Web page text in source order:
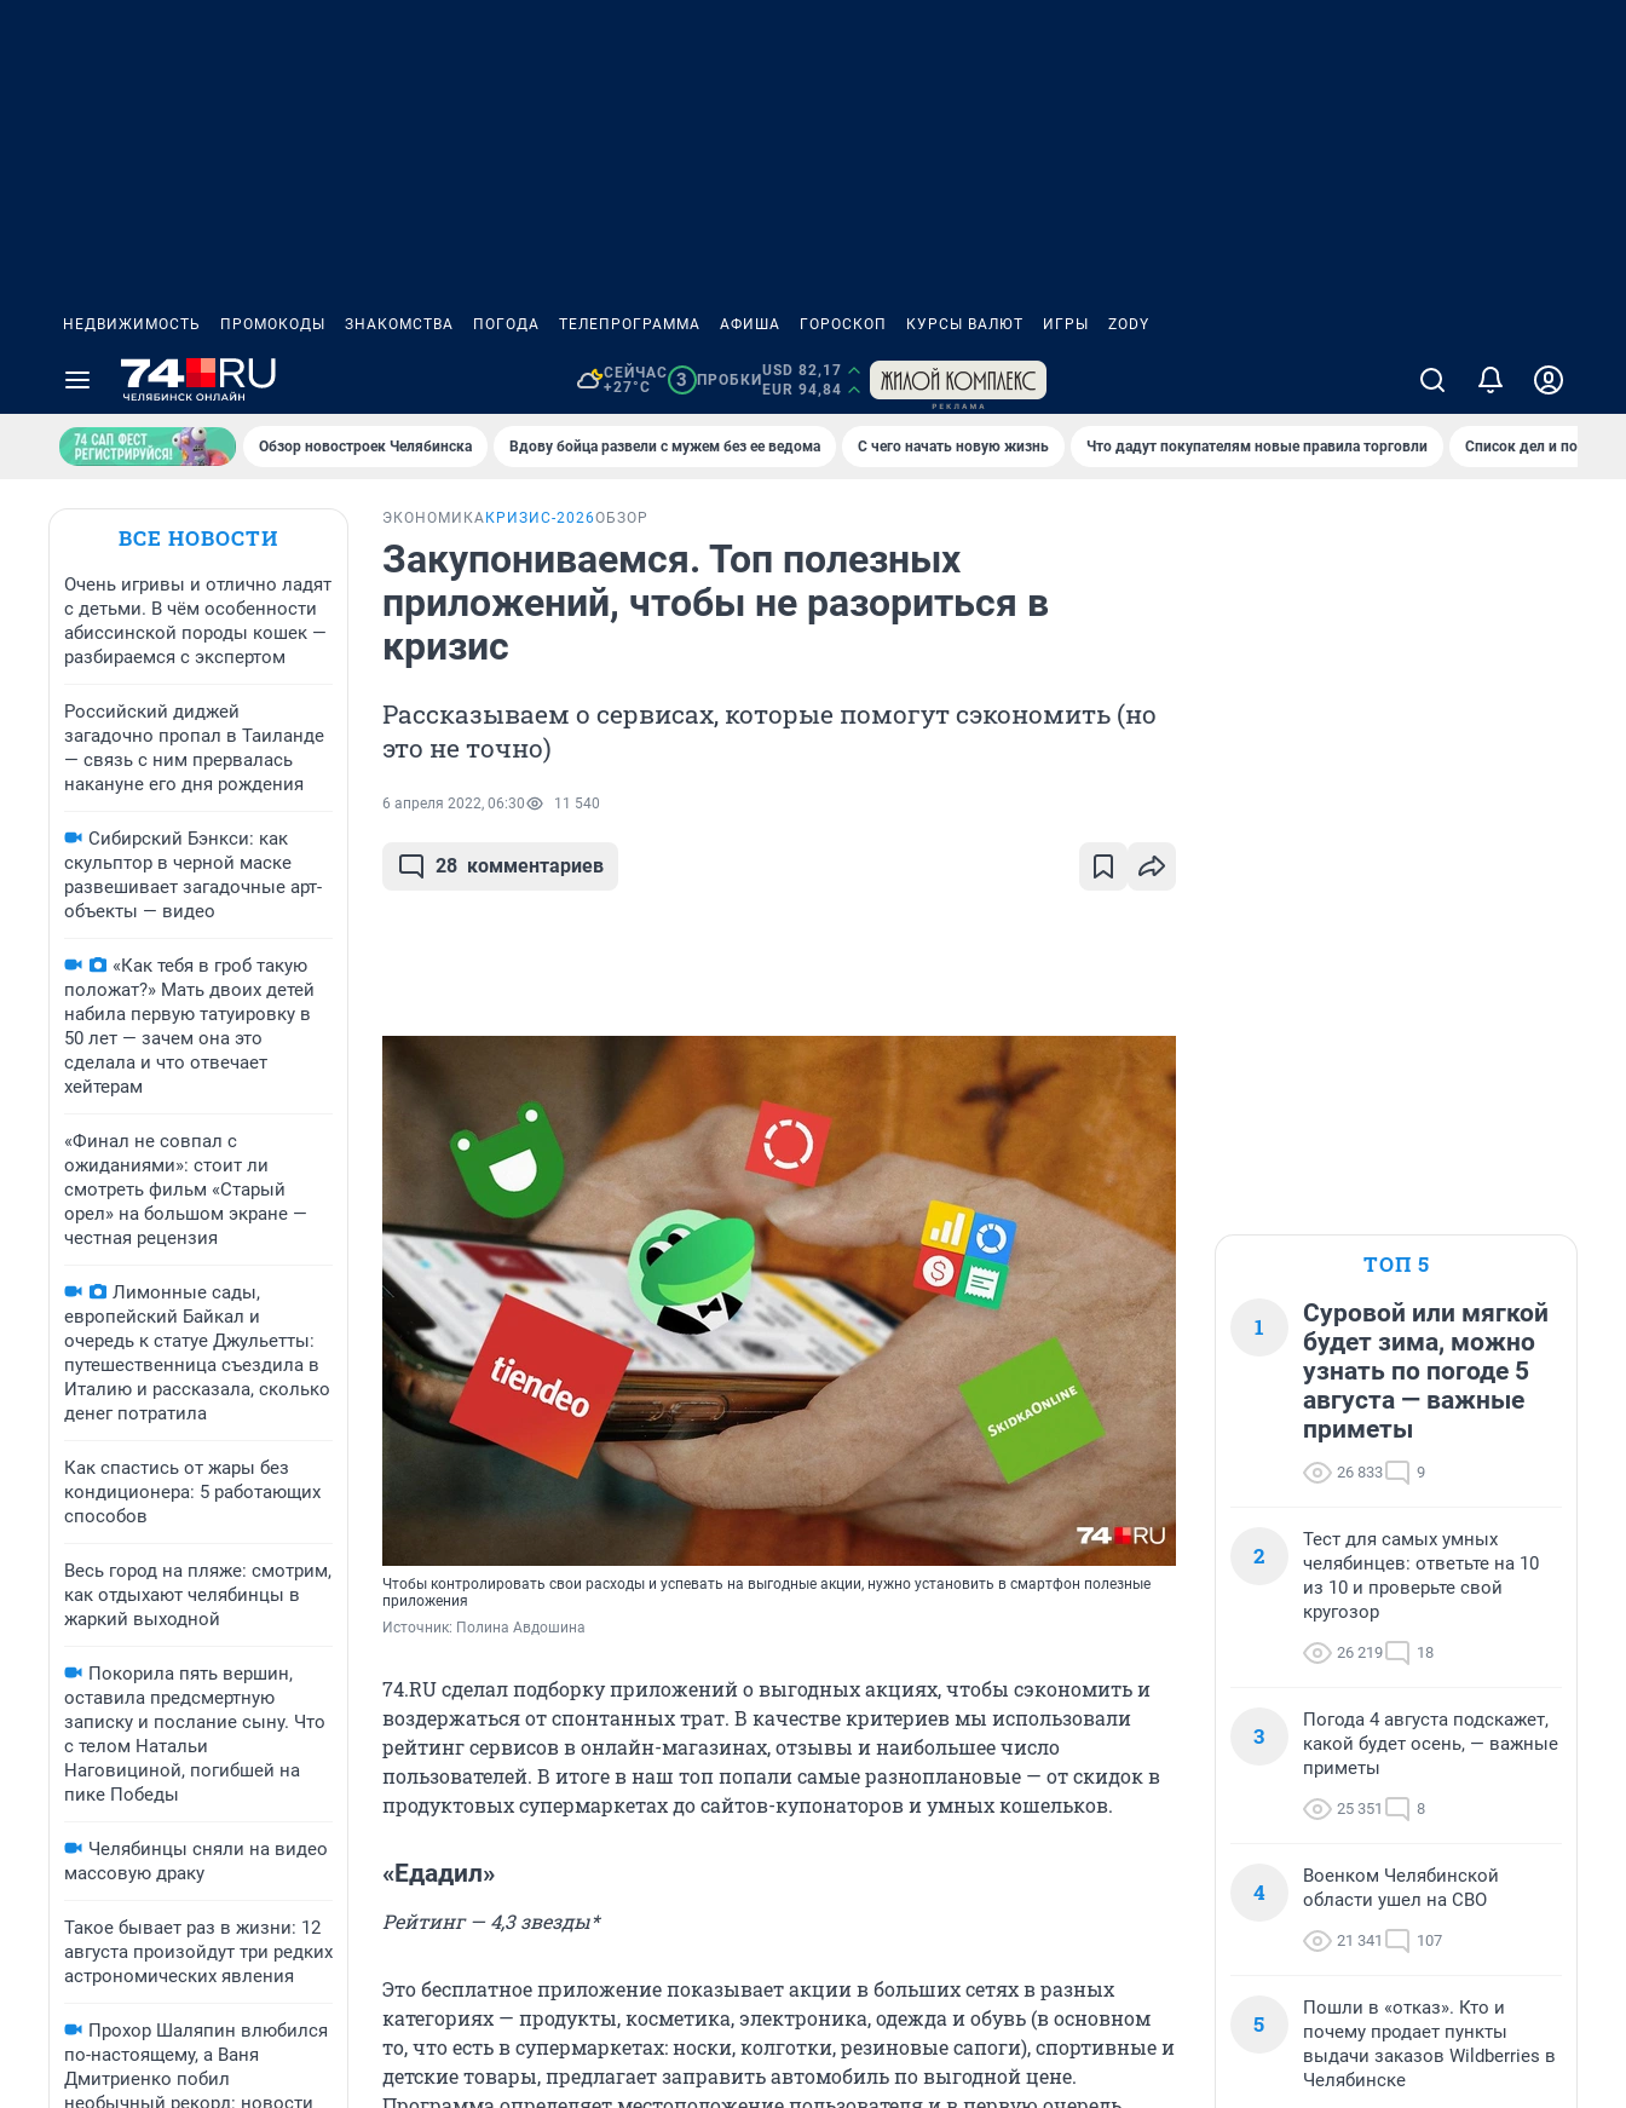
НЕДВИЖИМОСТЬ ПРОМОКОДЫ ЗНАКОМСТВА ПОГОДА ТЕЛЕПРОГРАММА АФИША ГОРОСКОП КУРСЫ ВАЛЮТ ИГРЫ ZODY
СЕЙЧАС
+27°C
3 ПРОБКИ
USD 82,17
EUR 94,84
Обзор новостроек Челябинска Вдову бойца развели с мужем без ее ведома С чего начать новую жизнь Что дадут покупателям новые правила торговли Список дел и покупок
ВСЕ НОВОСТИ
Очень игривы и отлично ладят
с детьми. В чём особенности
абиссинской породы кошек —
разбираемся с экспертом
Российский диджей
загадочно пропал в Таиланде
— связь с ним прервалась
накануне его дня рождения
Сибирский Бэнкси: как
скульптор в черной маске
развешивает загадочные арт-
объекты — видео
«Как тебя в гроб такую
положат?» Мать двоих детей
набила первую татуировку в
50 лет — зачем она это
сделала и что отвечает
хейтерам
«Финал не совпал с
ожиданиями»: стоит ли
смотреть фильм «Старый
орел» на большом экране —
честная рецензия
Лимонные сады,
европейский Байкал и
очередь к статуе Джульетты:
путешественница съездила в
Италию и рассказала, сколько
денег потратила
Как спастись от жары без
кондиционера: 5 работающих
способов
Весь город на пляже: смотрим,
как отдыхают челябинцы в
жаркий выходной
Покорила пять вершин,
оставила предсмертную
записку и послание сыну. Что
с телом Натальи
Наговициной, погибшей на
пике Победы
Челябинцы сняли на видео
массовую драку
Такое бывает раз в жизни: 12
августа произойдут три редких
астрономических явления
Прохор Шаляпин влюбился
по-настоящему, а Ваня
Дмитриенко побил
необычный рекорд: новости
ЭКОНОМИКА КРИЗИС-2026ОБЗОР
Закупониваемся. Топ полезных
приложений, чтобы не разориться в
кризис
Рассказываем о сервисах, которые помогут сэкономить (но
это не точно)
6 апреля 2022, 06:30 11 540
28 комментариев
Чтобы контролировать свои расходы и успевать на выгодные акции, нужно установить в смартфон полезные
приложения
Источник: Полина Авдошина
74.RU сделал подборку приложений о выгодных акциях, чтобы сэкономить и
воздержаться от спонтанных трат. В качестве критериев мы использовали
рейтинг сервисов в онлайн-магазинах, отзывы и наибольшее число
пользователей. В итоге в наш топ попали самые разноплановые — от скидок в
продуктовых супермаркетах до сайтов-купонаторов и умных кошельков.
«Едадил»
Рейтинг — 4,3 звезды*
Это бесплатное приложение показывает акции в больших сетях в разных
категориях — продукты, косметика, электроника, одежда и обувь (в основном
то, что есть в супермаркетах: носки, колготки, резиновые сапоги), спортивные и
детские товары, предлагает заправить автомобиль по выгодной цене.
ТОП 5
1
Суровой или мягкой
будет зима, можно
узнать по погоде 5
августа — важные
приметы
26 833 9
2
Тест для самых умных
челябинцев: ответьте на 10
из 10 и проверьте свой
кругозор
26 219 18
3
Погода 4 августа подскажет,
какой будет осень, — важные
приметы
25 351 8
4
Военком Челябинской
области ушел на СВО
21 341 107
5
Пошли в «отказ». Кто и
почему продает пункты
выдачи заказов Wildberries в
Челябинске